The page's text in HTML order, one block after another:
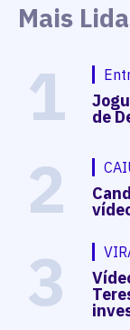
Mais
1 de
2
3